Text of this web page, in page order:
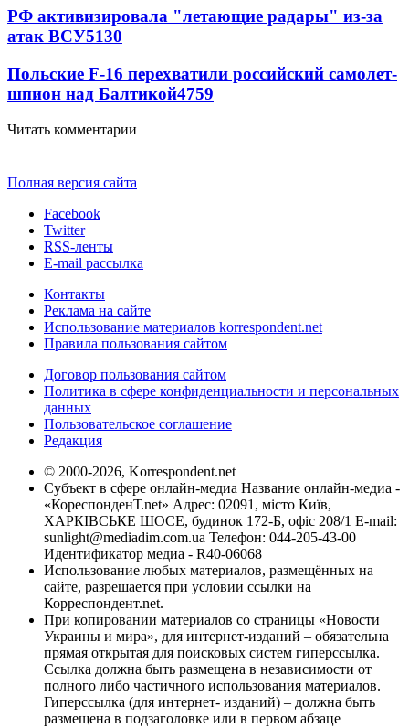
РФ активизировала "летающие радары" из-за
атак ВСУ5130
Польские F-16 перехватили российский самолет-
шпион над Балтикой4759
Читать комментарии
Полная версия сайта
Facebook
Twitter
RSS-ленты
E-mail рассылка
Контакты
Реклама на сайте
Использование материалов korrespondent.net
Правила пользования сайтом
Договор пользования сайтом
Политика в сфере конфиденциальности и персональных
данных
Пользовательское соглашение
Редакция
© 2000-2026, Korrespondent.net
Субъект в сфере онлайн-медиа Название онлайн-медиа -
«КореспонденТ.net» Адрес: 02091, місто Київ,
ХАРКІВСЬКЕ ШОСЕ, будинок 172-Б, офіс 208/1 E-mail:
sunlight@mediadim.com.ua Телефон: 044-205-43-00
Идентификатор медиа - R40-06068
Использование любых материалов, размещённых на
сайте, разрешается при условии ссылки на
Корреспондент.net.
При копировании материалов со страницы «Новости
Украины и мира», для интернет-изданий – обязательна
прямая открытая для поисковых систем гиперссылка.
Ссылка должна быть размещена в независимости от
полного либо частичного использования материалов.
Гиперссылка (для интернет- изданий) – должна быть
размещена в подзаголовке или в первом абзаце